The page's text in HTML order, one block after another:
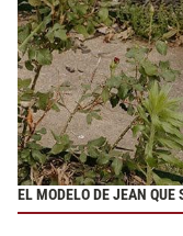
EL MODELO DE JEAN QUE